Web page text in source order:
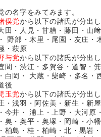
名字をみてみます。
俣党から以下の諸氏が分出し
・人見・甘糟・藤田・山
野部・木里・尾園・友庄・
・萩原
与党から以下の諸氏が分出し
・渋江・多賀谷・道智・
白岡・ 大蔵・柴崎・多名・
後
玉党から以下の諸氏が分出し
浅羽・阿佐美・新生・新
今井・ 浦上・上野・大河原
奥・奥平・奥塚・岡崎・小
柏島・桂・柏崎・北・黒岩